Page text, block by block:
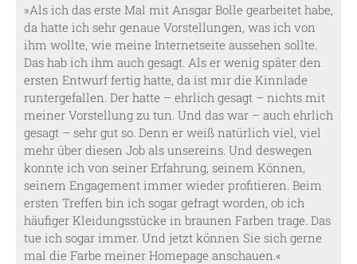
»Als ich das erste Mal mit Ansgar Bolle gearbeitet habe,
da hatte ich sehr genaue Vorstellungen, was ich von
ihm wollte, wie meine Internetseite aussehen sollte.
Das hab ich ihm auch gesagt. Als er wenig später den
ersten Entwurf fertig hatte, da ist mir die Kinnlade
runtergefallen. Der hatte – ehrlich gesagt – nichts mit
meiner Vorstellung zu tun. Und das war – auch ehrlich
gesagt – sehr gut so. Denn er weiß natürlich viel, viel
mehr über diesen Job als unsereins. Und deswegen
konnte ich von seiner Erfahrung, seinem Können,
seinem Engagement immer wieder profitieren. Beim
ersten Treffen bin ich sogar gefragt worden, ob ich
häufiger Kleidungsstücke in braunen Farben trage. Das
tue ich sogar immer. Und jetzt können Sie sich gerne
mal die Farbe meiner Homepage anschauen.«